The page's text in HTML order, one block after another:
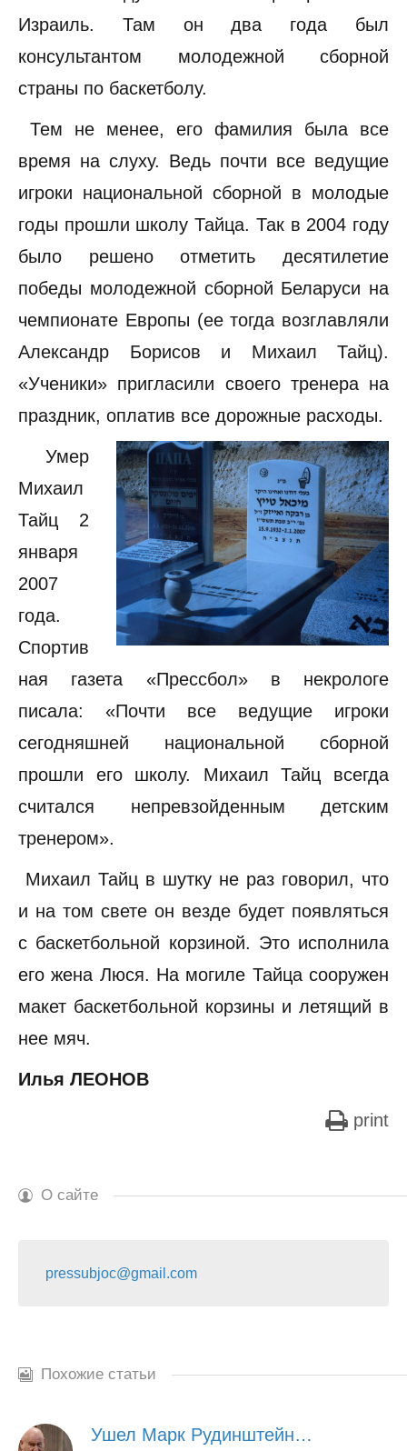
Израиль. Там он два года был
консультантом молодежной сборной
страны по баскетболу.
Тем не менее, его фамилия была все
время на слуху. Ведь почти все ведущие
игроки национальной сборной в молодые
годы прошли школу Тайца. Так в 2004 году
было решено отметить десятилетие
победы молодежной сборной Беларуси на
чемпионате Европы (ее тогда возглавляли
Александр Борисов и Михаил Тайц).
«Ученики» пригласили своего тренера на
праздник, оплатив все дорожные расходы.
Умер
Михаил
Тайц 2
января
2007
года.
Спортив
ная газета «Прессбол» в некрологе
писала: «Почти все ведущие игроки
сегодняшней национальной сборной
прошли его школу. Михаил Тайц всегда
считался непревзойденным детским
тренером».
Михаил Тайц в шутку не раз говорил, что
и на том свете он везде будет появляться
с баскетбольной корзиной. Это исполнила
его жена Люся. На могиле Тайца сооружен
макет баскетбольной корзины и летящий в
нее мяч.
Илья ЛЕОНОВ
print
О сайте
pressubjoc@gmail.com
Похожие статьи
Ушел Марк Рудинштейн…